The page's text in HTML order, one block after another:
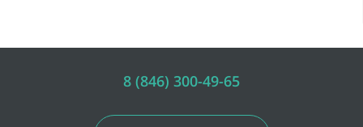
8 (846) 300-49-65